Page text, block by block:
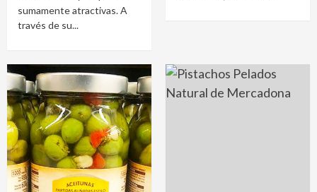
sumamente atractivas. A
través de su...